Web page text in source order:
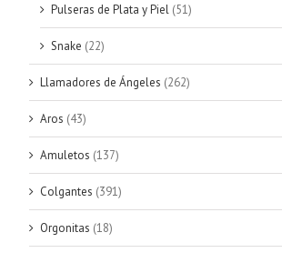
Pulseras de Plata y Piel (51)
Snake (22)
Llamadores de Ángeles (262)
Aros (43)
Amuletos (137)
Colgantes (391)
Orgonitas (18)